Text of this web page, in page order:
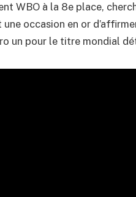
WBO à la 8e place,
une occasion en or
un pour le titre mondial